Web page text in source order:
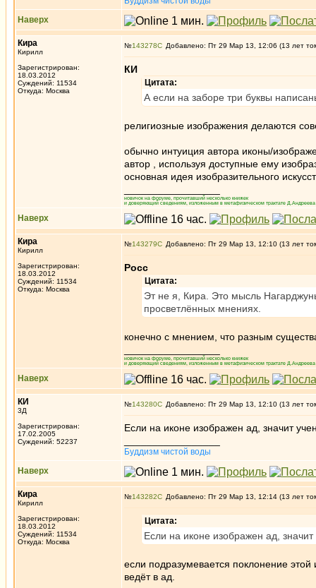
Наверх
Кира
Кирилл
Зарегистрирован:
18.03.2012
Суждений: 11534
Откуда: Москва
№143278 Добавлено: Пт 29 Мар 13, 12:06 (13 лет
КИ
Цитата:
А если на заборе три буквы
религиозные изображения делаются
обычно интуиция автора иконы/
автор , используя доступные ему
основная идея изобразительного
новичок на форуме, прочитавший несколько книжек
и доверяющий сведениям, изложенным в метафизическом трактате
Наверх
Кира
Кирилл
Зарегистрирован:
18.03.2012
Суждений: 11534
Откуда: Москва
№143279 Добавлено: Пт 29 Мар 13, 12:10 (13 лет
Росс
Цитата:
Эт не я, Кира. Это мысль
просветлённых мнениях.
конечно с мнением, что разным
новичок на форуме, прочитавший несколько книжек
и доверяющий сведениям, изложенным в метафизическом трактате
Наверх
КИ
3Д
Зарегистрирован:
17.02.2005
Суждений: 52237
№143280 Добавлено: Пт 29 Мар 13, 12:10 (13 лет
Если на иконе изображен ад, значит
Буддизм чистой воды
Наверх
Кира
Кирилл
Зарегистрирован:
18.03.2012
Суждений: 11534
Откуда: Москва
№143282 Добавлено: Пт 29 Мар 13, 12:14 (13 лет
Цитата:
Если на иконе изображен ад,
если подразумевается поклонение
ведёт в ад.